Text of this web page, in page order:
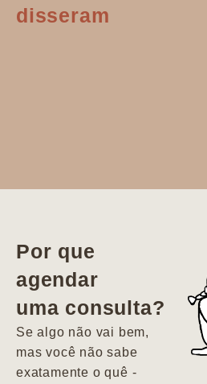
disseram
Por que
agendar
uma consulta?
Se algo não vai bem,
mas você não sabe
exatamente o quê -